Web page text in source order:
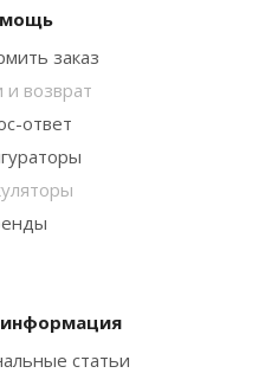
заказ
возврат
ответ
статьи